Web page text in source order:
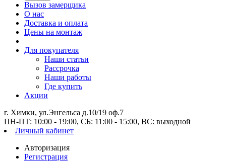
Вызов замерщика
О нас
Доставка и оплата
Цены на монтаж
Для покупателя
Наши статьи
Рассрочка
Наши работы
Где купить
Акции
г. Химки, ул.Энгельса д.10/19 оф.7
ПН-ПТ: 10:00 - 19:00, СБ: 11:00 - 15:00, ВС: выходной
Личный кабинет
Авторизация
Регистрация